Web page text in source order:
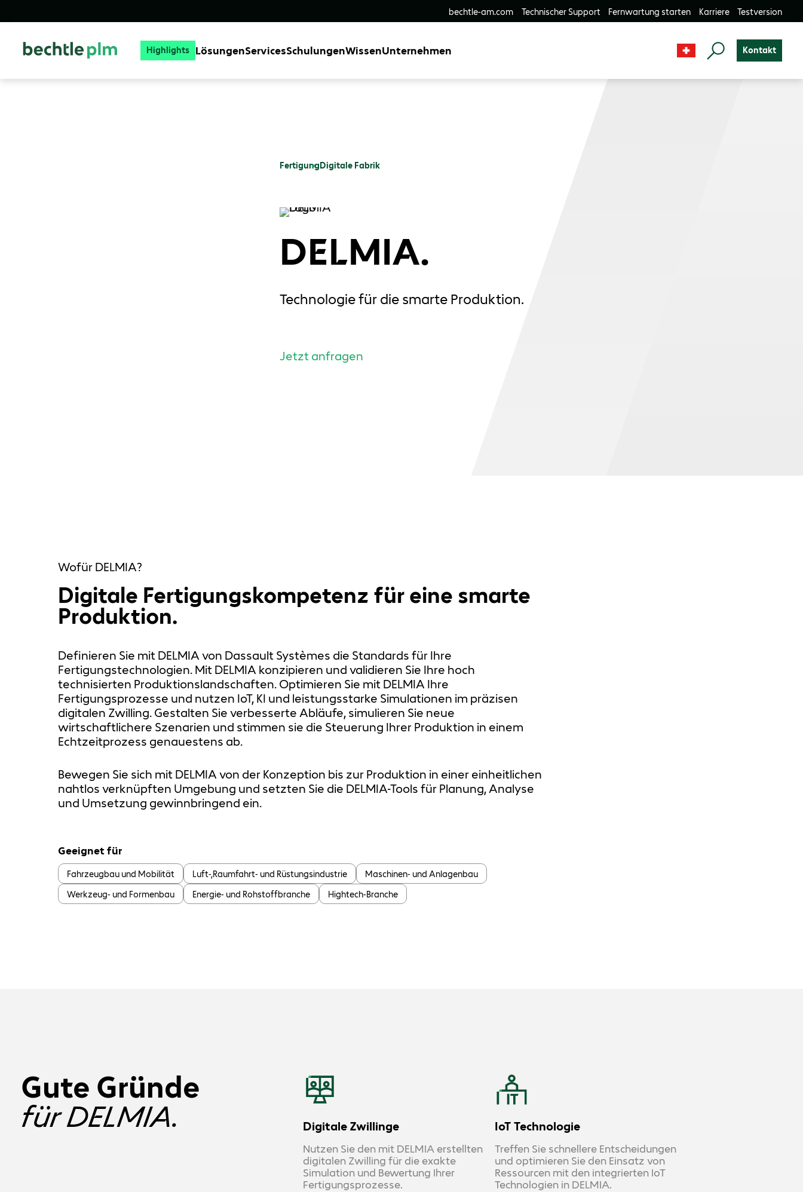
bechtle-am.com Technischer Support Fernwartung starten Karriere Testversion
Highlights LösungenServicesSchulungenWissenUnternehmen Kontakt
FertigungDigitale Fabrik
DELMIA.
Technologie für die smarte Produktion.
Jetzt anfragen
Wofür DELMIA?
Digitale Fertigungskompetenz für eine smarte
Produktion.
Definieren Sie mit DELMIA von Dassault Systèmes die Standards für Ihre
Fertigungstechnologien. Mit DELMIA konzipieren und validieren Sie Ihre hoch
technisierten Produktionslandschaften. Optimieren Sie mit DELMIA Ihre
Fertigungsprozesse und nutzen IoT, KI und leistungsstarke Simulationen im präzisen
digitalen Zwilling. Gestalten Sie verbesserte Abläufe, simulieren Sie neue
wirtschaftlichere Szenarien und stimmen sie die Steuerung Ihrer Produktion in einem
Echtzeitprozess genauestens ab.
Bewegen Sie sich mit DELMIA von der Konzeption bis zur Produktion in einer einheitlichen
nahtlos verknüpften Umgebung und setzten Sie die DELMIA-Tools für Planung, Analyse
und Umsetzung gewinnbringend ein.
Geeignet für
Fahrzeugbau und Mobilität Luft-,Raumfahrt- und Rüstungsindustrie
Maschinen- und Anlagenbau
Werkzeug- und Formenbau
Energie- und Rohstoffbranche Hightech-Branche
Gute Gründe
für DELMIA.
Digitale Zwillinge
Nutzen Sie den mit DELMIA erstellten
digitalen Zwilling für die exakte
Simulation und Bewertung Ihrer
Fertigungsprozesse.
IoT Technologie
Treffen Sie schnellere Entscheidungen
und optimieren Sie den Einsatz von
Ressourcen mit den integrierten IoT
Technologien in DELMIA.